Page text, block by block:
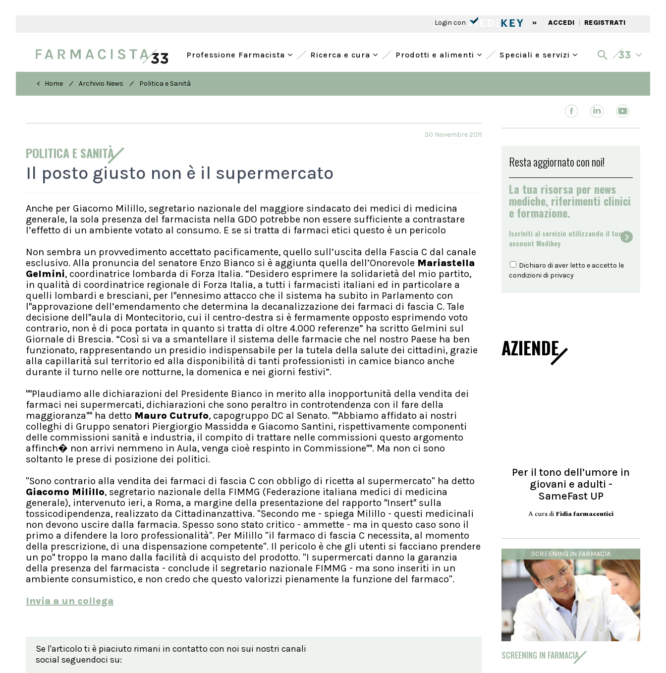
Login con » ACCEDI | REGISTRATI
Professione Farmacista Ricerca e cura Prodotti e alimenti Speciali e servizi
< Home / Archivio News / Politica e Sanità
POLITICA E SANITÀ
30 Novembre 2011
Il posto giusto non è il supermercato
Anche per Giacomo Milillo, segretario nazionale del maggiore sindacato dei medici di medicina
generale, la sola presenza del farmacista nella GDO potrebbe non essere sufficiente a contrastare
l’effetto di un ambiente votato al consumo. E se si tratta di farmaci etici questo è un pericolo
Non sembra un provvedimento accettato pacificamente, quello sull’uscita della Fascia C dal canale
esclusivo. Alla pronuncia del senatore Enzo Bianco si è aggiunta quella dell’Onorevole Mariastella
Gelmini, coordinatrice lombarda di Forza Italia. “Desidero esprimere la solidarietà del mio partito,
in qualità di coordinatrice regionale di Forza Italia, a tutti i farmacisti italiani ed in particolare a
quelli lombardi e bresciani, per l''ennesimo attacco che il sistema ha subito in Parlamento con
l''approvazione dell’emendamento che determina la decanalizzazione dei farmaci di fascia C. Tale
decisione dell''aula di Montecitorio, cui il centro-destra si è fermamente opposto esprimendo voto
contrario, non è di poca portata in quanto si tratta di oltre 4.000 referenze” ha scritto Gelmini sul
Giornale di Brescia. “Così si va a smantellare il sistema delle farmacie che nel nostro Paese ha ben
funzionato, rappresentando un presidio indispensabile per la tutela della salute dei cittadini, grazie
alla capillarità sul territorio ed alla disponibilità di tanti professionisti in camice bianco anche
durante il turno nelle ore notturne, la domenica e nei giorni festivi”.
''''Plaudiamo alle dichiarazioni del Presidente Bianco in merito alla inopportunità della vendita dei
farmaci nei supermercati, dichiarazioni che sono peraltro in controtendenza con il fare della
maggioranza'''' ha detto Mauro Cutrufo, capogruppo DC al Senato. ''''Abbiamo affidato ai nostri
colleghi di Gruppo senatori Piergiorgio Massidda e Giacomo Santini, rispettivamente componenti
delle commissioni sanità e industria, il compito di trattare nelle commissioni questo argomento
affinch� non arrivi nemmeno in Aula, venga cioè respinto in Commissione''''. Ma non ci sono
soltanto le prese di posizione dei politici.
"Sono contrario alla vendita dei farmaci di fascia C con obbligo di ricetta al supermercato" ha detto
Giacomo Milillo, segretario nazionale della FIMMG (Federazione italiana medici di medicina
generale), intervenuto ieri, a Roma, a margine della presentazione del rapporto ''Insert'' sulla
tossicodipendenza, realizzato da Cittadinanzattiva. "Secondo me - spiega Milillo - questi medicinali
non devono uscire dalla farmacia. Spesso sono stato critico - ammette - ma in questo caso sono il
primo a difendere la loro professionalità". Per Milillo "il farmaco di fascia C necessita, al momento
della prescrizione, di una dispensazione competente". Il pericolo è che gli utenti si facciano prendere
un po'' troppo la mano dalla facilità di acquisto del prodotto. "I supermercati danno la garanzia
della presenza del farmacista - conclude il segretario nazionale FIMMG - ma sono inseriti in un
ambiente consumistico, e non credo che questo valorizzi pienamente la funzione del farmaco".
Invia a un collega
Se l'articolo ti è piaciuto rimani in contatto con noi sui nostri canali
social seguendoci su:
Resta aggiornato con noi!
La tua risorsa per news
mediche, riferimenti clinici
e formazione.
Iscriviti al servizio utilizzando il tuo
account Medikey
Dichiaro di aver letto e accetto le
condizioni di privacy
AZIENDE
Per il tono dell’umore in
giovani e adulti -
SameFast UP
A cura di Fidia farmaceutici
SCREENING IN FARMACIA
SCREENING IN FARMACIA